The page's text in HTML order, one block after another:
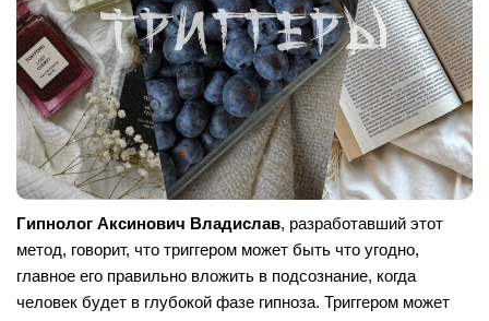
Гипнолог Аксинович Владислав, разработавший этот
метод, говорит, что триггером может быть что угодно,
главное его правильно вложить в подсознание, когда
человек будет в глубокой фазе гипноза. Триггером может